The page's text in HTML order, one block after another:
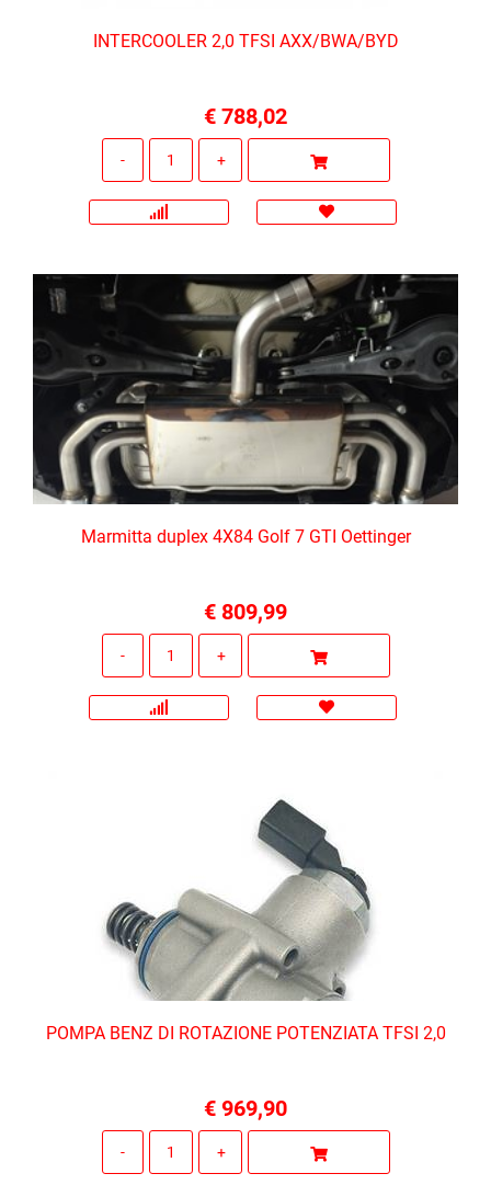
INTERCOOLER 2,0 TFSI AXX/BWA/BYD
€ 788,02
Marmitta duplex 4X84 Golf 7 GTI Oettinger
€ 809,99
POMPA BENZ DI ROTAZIONE POTENZIATA TFSI 2,0
€ 969,90